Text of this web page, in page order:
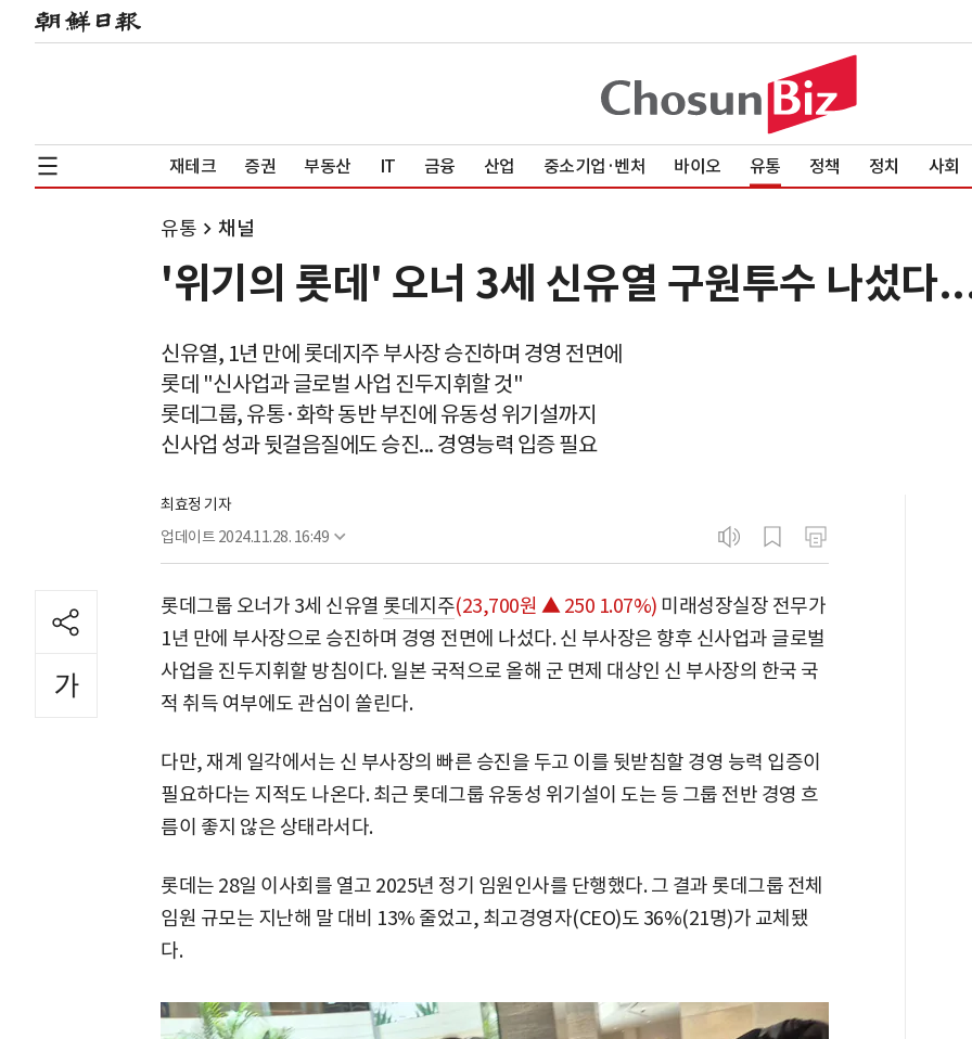
재테크 증권 부동산 IT 금융 산업 중소기업·벤처 바이오 유통 정책 정치 사회
유통 채널
'위기의 롯데' 오너 3세 신유열 구원투수 나섰다
신유열, 1년 만에 롯데지주 부사장 승진하며 경영 전면에
롯데 "신사업과 글로벌 사업 진두지휘할 것"
롯데그룹, 유통·화학 동반 부진에 유동성 위기설까지
신사업 성과 뒷걸음질에도 승진... 경영능력 입증 필요
최효정 기자
업데이트 2024.11.28. 16:49
롯데그룹 오너가 3세 신유열 롯데지주(23,700원 ▲ 250 1.07%) 미래성장실장 전무가
1년 만에 부사장으로 승진하며 경영 전면에 나섰다. 신 부사장은 향후 신사업과 글로벌
사업을 진두지휘할 방침이다. 일본 국적으로 올해 군 면제 대상인 신 부사장의 한국 국
적 취득 여부에도 관심이 쏠린다.
다만, 재계 일각에서는 신 부사장의 빠른 승진을 두고 이를 뒷받침할 경영 능력 입증이
필요하다는 지적도 나온다. 최근 롯데그룹 유동성 위기설이 도는 등 그룹 전반 경영 흐
름이 좋지 않은 상태라서다.
롯데는 28일 이사회를 열고 2025년 정기 임원인사를 단행했다. 그 결과 롯데그룹 전체
임원 규모는 지난해 말 대비 13% 줄었고, 최고경영자(CEO)도 36%(21명)가 교체됐
다.